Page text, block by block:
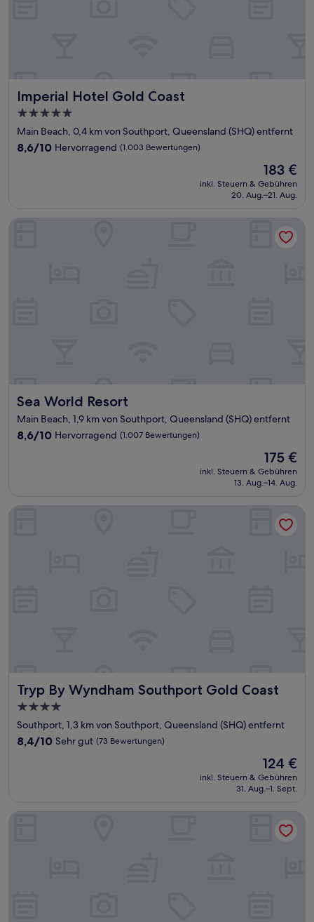
Imperial Hotel Gold Coast
Imperial Hotel Gold Coast
5.0-
Sterne-
Unterkunft
Main Beach, 0,4 km von Southport, Queensland (SHQ) entfernt
8.6
8,6/10 Hervorragend (1.003 Bewertungen)
Der
Preis
beträgt
183 €
inkl. Steuern & Gebühren
20. Aug.–21. Aug.
Sea World Resort
Sea World Resort
Main Beach, 1,9 km von Southport, Queensland (SHQ) entfernt
8.6
8,6/10 Hervorragend (1.007 Bewertungen)
Der
Preis
beträgt
175 €
inkl. Steuern & Gebühren
13. Aug.–14. Aug.
Sea World Resort
Tryp By Wyndham Southport Gold Coast
Tryp By Wyndham Southport Gold Coast
4.0-
Sterne-
Unterkunft
Southport, 1,3 km von Southport, Queensland (SHQ) entfernt
8.4
Bewertungen)
8,4/10 Sehr gut (73 Bewertungen)
Der
Preis
beträgt
124 €
inkl. Steuern & Gebühren
31. Aug.–1. Sept.
Paradise Resort Gold Coast